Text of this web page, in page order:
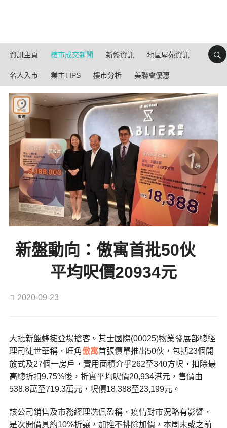
資訊主頁 樓市成交新聞 新盤資訊 地區屋苑資訊
名人入市 業主TIPS 樓市分析 美聯會優惠
新盤動向：傲寓首批50伙
平均呎價20934元
2020-09-23
大批新盤蜂擁登場搶客。其士國際(00025)物業發展部總經
理司徒世華稱，旺角傲寓首張價單推出50伙，包括23個開
放式及27個一房戶，實用面積介乎262至340方呎，扣除最
高總折扣9.75%後，折實平均呎價20,934港元，售價由
538.8萬至719.3萬元，呎價18,388至23,199元。
該公司銷售及市務經理冼佩盈稱，疫情對市況略有影響，
是次開價具約10%折讓，加推不排除加價，本周末或之前